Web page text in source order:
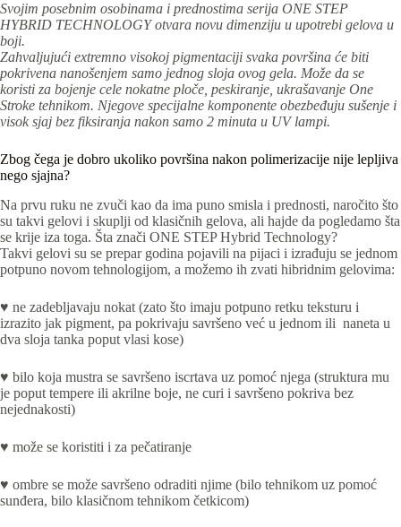
Svojim posebnim osobinama i prednostima serija ONE STEP
HYBRID TECHNOLOGY otvara novu dimenziju u upotrebi gelova u
boji.
Zahvaljujući extremno visokoj pigmentaciji svaka površina će biti
pokrivena nanošenjem samo jednog sloja ovog gela. Može da se
koristi za bojenje cele nokatne ploče, peskiranje, ukrašavanje One
Stroke tehnikom. Njegove specijalne komponente obezbeđuju sušenje i
visok sjaj bez fiksiranja nakon samo 2 minuta u UV lampi.
Zbog čega je dobro ukoliko površina nakon polimerizacije nije lepljiva
nego sjajna?
Na prvu ruku ne zvuči kao da ima puno smisla i prednosti, naročito što
su takvi gelovi i skuplji od klasičnih gelova, ali hajde da pogledamo šta
se krije iza toga. Šta znači ONE STEP Hybrid Technology?
Takvi gelovi su se prepar godina pojavili na pijaci i izrađuju se jednom
potpuno novom tehnologijom, a možemo ih zvati hibridnim gelovima:
♥ ne zadebljavaju nokat (zato što imaju potpuno retku teksturu i
izrazito jak pigment, pa pokrivaju savršeno već u jednom ili naneta u
dva sloja tanka poput vlasi kose)
♥ bilo koja mustra se savršeno iscrtava uz pomoć njega (struktura mu
je poput tempere ili akrilne boje, ne curi i savršeno pokriva bez
nejednakosti)
♥ može se koristiti i za pečatiranje
♥ ombre se može savršeno odraditi njime (bilo tehnikom uz pomoć
sunđera, bilo klasičnom tehnikom četkicom)